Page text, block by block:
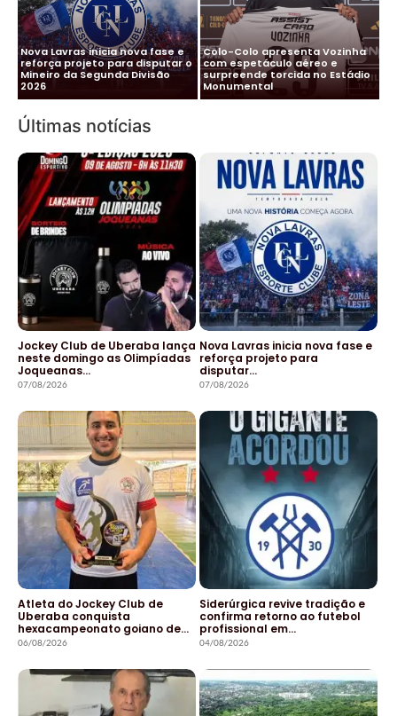
Nova Lavras inicia nova fase e
reforça projeto para disputar o
Mineiro da Segunda Divisão
2026
Colo-Colo apresenta Vozinha
com espetáculo aéreo e
surpreende torcida no Estádio
Monumental
Últimas notícias
Jockey Club de Uberaba lança
neste domingo as Olimpíadas
Joqueanas…
07/08/2026
Nova Lavras inicia nova fase e
reforça projeto para
disputar…
07/08/2026
Atleta do Jockey Club de
Uberaba conquista
hexacampeonato goiano de…
06/08/2026
Siderúrgica revive tradição e
confirma retorno ao futebol
profissional em…
04/08/2026